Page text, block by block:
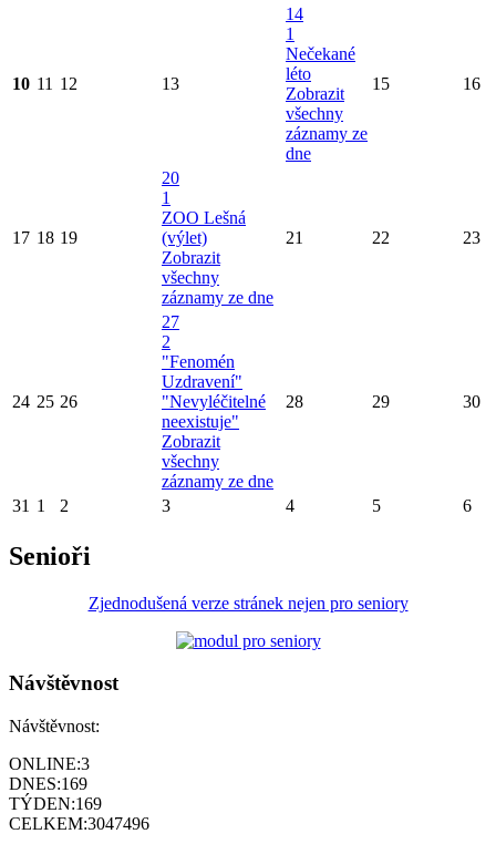
10 11 12 13
14
1
Nečekané
léto
Zobrazit
všechny
záznamy ze
dne
15 16
17 18 19
20
1
ZOO Lešná
(výlet)
Zobrazit
všechny
záznamy ze dne
21 22 23
24 25 26
27
2
"Fenomén
Uzdravení"
"Nevyléčitelné
neexistuje"
Zobrazit
všechny
záznamy ze dne
28 29 30
31 1 2 3 4 5 6
Senioři
Zjednodušená verze stránek nejen pro seniory
Návštěvnost
Návštěvnost:
ONLINE:3
DNES:169
TÝDEN:169
CELKEM:3047496